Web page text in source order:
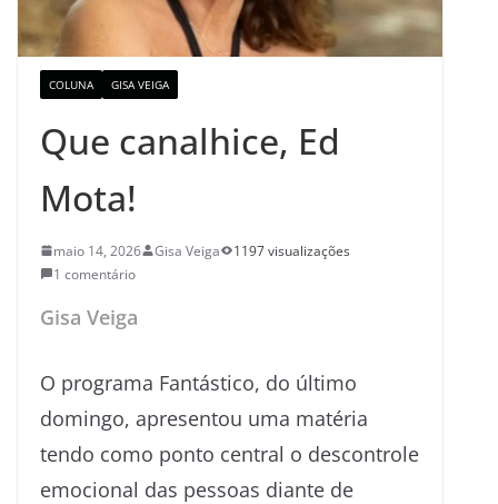
COLUNA GISA VEIGA
Que canalhice, Ed
Mota!
maio 14, 2026 Gisa Veiga
1197 visualizações
1 comentário
Gisa Veiga
O programa Fantástico, do último
domingo, apresentou uma matéria
tendo como ponto central o descontrole
emocional das pessoas diante de